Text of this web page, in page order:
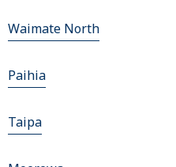
Waimate North
Paihia
Taipa